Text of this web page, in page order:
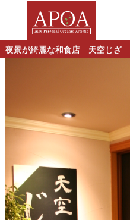
夜景が綺麗な和食店 天空じ